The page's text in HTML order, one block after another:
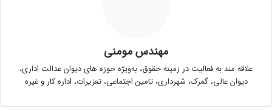
مهندس مومنی
علاقه مند به فعالیت در زمینه حقوق، به‌ویژه حوزه های دیوان عدالت اداری،
دیوان عالی، گمرک، شهرداری، تامین اجتماعی، تعزیرات، اداره کار و غیره